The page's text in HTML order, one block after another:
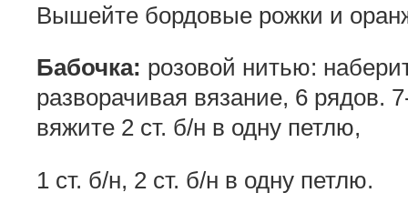
Вышейте бордовые рожки и
Бабочка: розовой нитью:
разворачивая вязание, 6 рядов.
вяжите 2 ст. б/н в одну петлю,
1 ст. б/н, 2 ст. б/н в одну петлю.